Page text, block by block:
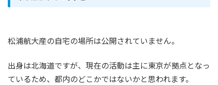
松浦航大産の自宅の場所は公開されていません。
出身は北海道ですが、現在の活動は主に東京が拠点となっ
ているため、都内のどこかではないかと思われます。